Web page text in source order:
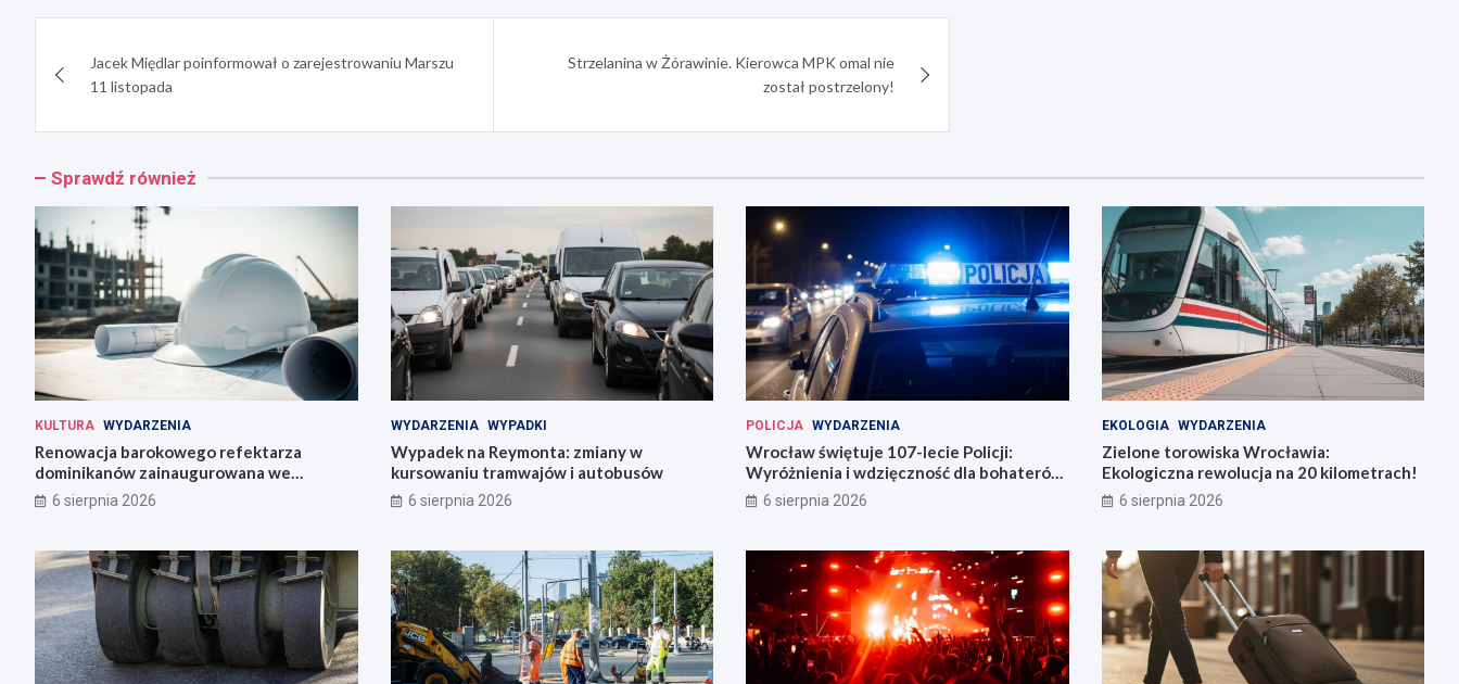
wpisuJacek Międlar poinformował o zarejestrowaniu Marszu
11 listopada
Strzelanina w Żórawinie. Kierowca MPK omal nie
został postrzelony!
Sprawdź również
KULTURA WYDARZENIA
Renowacja barokowego refektarza
dominikanów zainaugurowana we
Wrocławiu
6 sierpnia 2026
WYDARZENIA WYPADKI
Wypadek na Reymonta: zmiany w
kursowaniu tramwajów i autobusów
6 sierpnia 2026
POLICJA WYDARZENIA
Wrocław świętuje 107-lecie Policji:
Wyróżnienia i wdzięczność dla bohaterów
codzienności
6 sierpnia 2026
EKOLOGIA WYDARZENIA
Zielone torowiska Wrocławia:
Ekologiczna rewolucja na 20 kilometrach!
6 sierpnia 2026